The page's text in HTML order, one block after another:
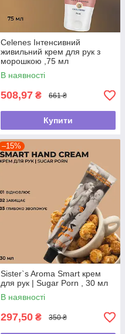
Celenes Інтенсивний
живильний крем для рук з
морошкою ,75 мл
В наявності
508,97 ₴ 661 ₴
Купити
–15%
Sister`s Aroma Smart крем
для рук | Sugar Porn , 30 мл
В наявності
297,50 ₴ 350 ₴